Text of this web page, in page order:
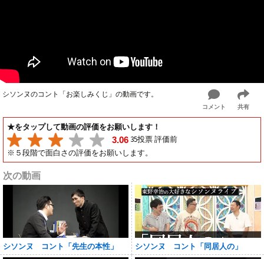
シソンヌのコント「お楽しみくじ」の動画です。
コメント 共有
★をタップして動画の評価をお願いします！
3.06 35投票 評価前
※５段階で面白さの評価をお願いします。
次の動画
シソンヌ コント「先生の本性」 シソンヌ コント「同居人の」